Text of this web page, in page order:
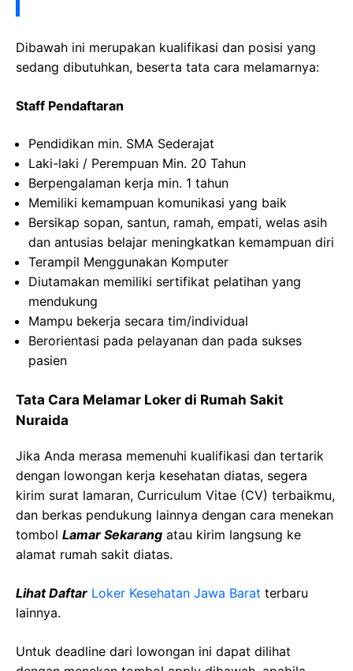
Dibawah ini merupakan kualifikasi dan posisi yang
sedang dibutuhkan, beserta tata cara melamarnya:
Staff Pendaftaran
Pendidikan min. SMA Sederajat
Laki-laki / Perempuan Min. 20 Tahun
Berpengalaman kerja min. 1 tahun
Memiliki kemampuan komunikasi yang baik
Bersikap sopan, santun, ramah, empati, welas asih
dan antusias belajar meningkatkan kemampuan diri
Terampil Menggunakan Komputer
Diutamakan memiliki sertifikat pelatihan yang
mendukung
Mampu bekerja secara tim/individual
Berorientasi pada pelayanan dan pada sukses
pasien
Tata Cara Melamar Loker di Rumah Sakit
Nuraida
Jika Anda merasa memenuhi kualifikasi dan tertarik
dengan lowongan kerja kesehatan diatas, segera
kirim surat lamaran, Curriculum Vitae (CV) terbaikmu,
dan berkas pendukung lainnya dengan cara menekan
tombol Lamar Sekarang atau kirim langsung ke
alamat rumah sakit diatas.
Lihat Daftar Loker Kesehatan Jawa Barat terbaru
lainnya.
Untuk deadline dari lowongan ini dapat dilihat